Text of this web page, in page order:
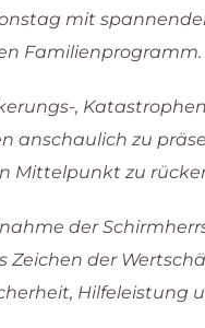
mit
Familienprogramm.
,
anschaulich zu
Mittelpunkt zu
der
der
Hilfeleistung